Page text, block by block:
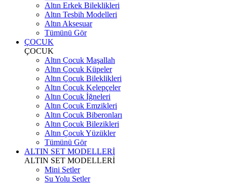
Altın Erkek Bileklikleri
Altın Tesbih Modelleri
Altın Aksesuar
Tümünü Gör
ÇOCUK
ÇOCUK
Altın Çocuk Maşallah
Altın Çocuk Küpeler
Altın Çocuk Bileklikleri
Altın Çocuk Kelepçeler
Altın Çocuk İğneleri
Altın Çocuk Emzikleri
Altın Çocuk Biberonları
Altın Çocuk Bilezikleri
Altın Çocuk Yüzükler
Tümünü Gör
ALTIN SET MODELLERİ
ALTIN SET MODELLERİ
Mini Setler
Su Yolu Setler